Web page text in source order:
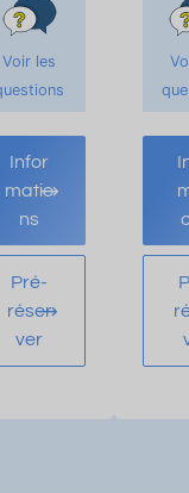
Voir les
Infor
matio
ns
Pré-
réser
ver